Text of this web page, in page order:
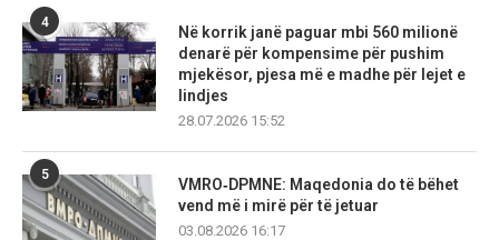
4
Në korrik janë paguar mbi 560 milionë
denarë për kompensime për pushim
mjekësor, pjesa më e madhe për lejet e
lindjes
28.07.2026 15:52
5
VMRO‑DPMNE: Maqedonia do të bëhet
vend më i mirë për të jetuar
03.08.2026 16:17